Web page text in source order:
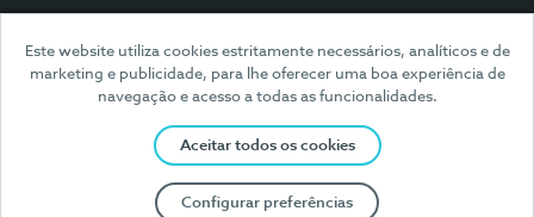
Este website utiliza cookies estritamente necessários, analíticos e de
marketing e publicidade, para lhe oferecer uma boa experiência de
navegação e acesso a todas as funcionalidades.
Aceitar todos os cookies
Configurar preferências